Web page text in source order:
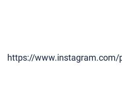
https://www.instagram.com/